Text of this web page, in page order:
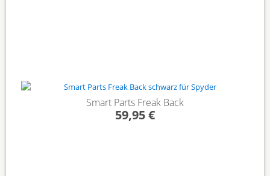
Smart Parts Freak Back
59,95 €